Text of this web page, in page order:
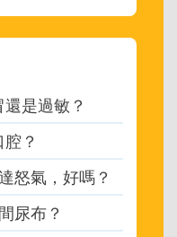
是過敏？
？
怒氣，好嗎？
尿布？